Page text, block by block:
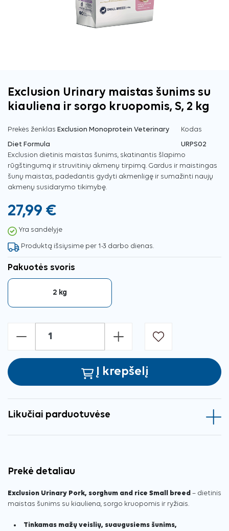
Exclusion Urinary maistas šunims su
kiauliena ir sorgo kruopomis, S, 2 kg
Prekės ženklas Exclusion Monoprotein Veterinary
Diet Formula
Kodas
URPS02
Exclusion dietinis maistas šunims, skatinantis šlapimo
rūgštingumą ir struvitinių akmenų tirpimą. Gardus ir maistingas
šunų maistas, padedantis gydyti akmenligę ir sumažinti naujų
akmenų susidarymo tikimybę.
27,99 €
Yra sandėlyje
Produktą išsiųsime per 1-3 darbo dienas.
Pakuotės svoris
2 kg
- +
Į krepšelį
Likučiai parduotuvėse
Prekė detaliau
Exclusion Urinary Pork, sorghum and rice Small breed – dietinis
maistas šunims su kiauliena, sorgo kruopomis ir ryžiais.
Tinkamas mažų veislių, suaugusiems šunims,